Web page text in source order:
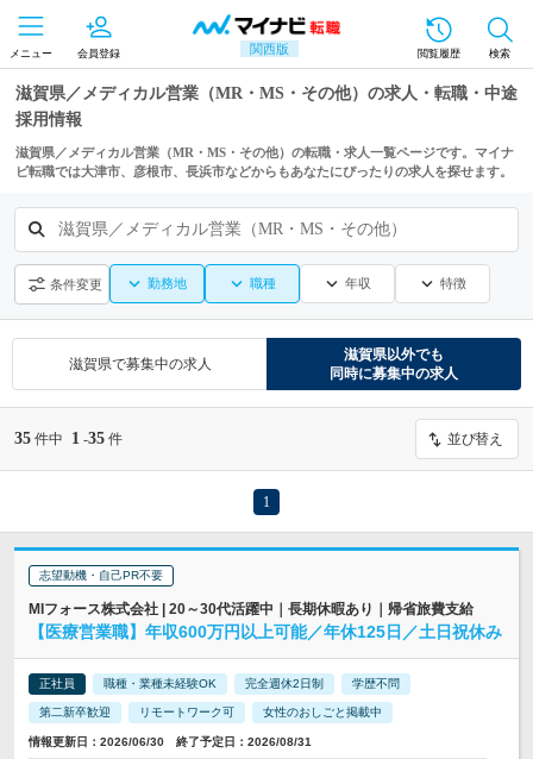
関西版
メニュー 会員登録 閲覧履歴 検索
滋賀県／メディカル営業（MR・MS・その他）の求人・転職・中途
採用情報
滋賀県／メディカル営業（MR・MS・その他）の転職・求人一覧ページです。マイナ
ビ転職では大津市、彦根市、長浜市などからもあなたにぴったりの求人を探せます。
滋賀県／メディカル営業（MR・MS・その他）
条件変更 勤務地 職種 年収 特徴
滋賀県で募集中の求人
滋賀県以外でも
同時に募集中の求人
35 件中 1 -35 件 並び替え
1
志望動機・自己PR不要
MIフォース株式会社 | 20～30代活躍中｜長期休暇あり｜帰省旅費支給
【医療営業職】年収600万円以上可能／年休125日／土日祝休み
正社員 職種・業種未経験OK 完全週休2日制 学歴不問
第二新卒歓迎 リモートワーク可 女性のおしごと掲載中
情報更新日：2026/06/30 終了予定日：2026/08/31